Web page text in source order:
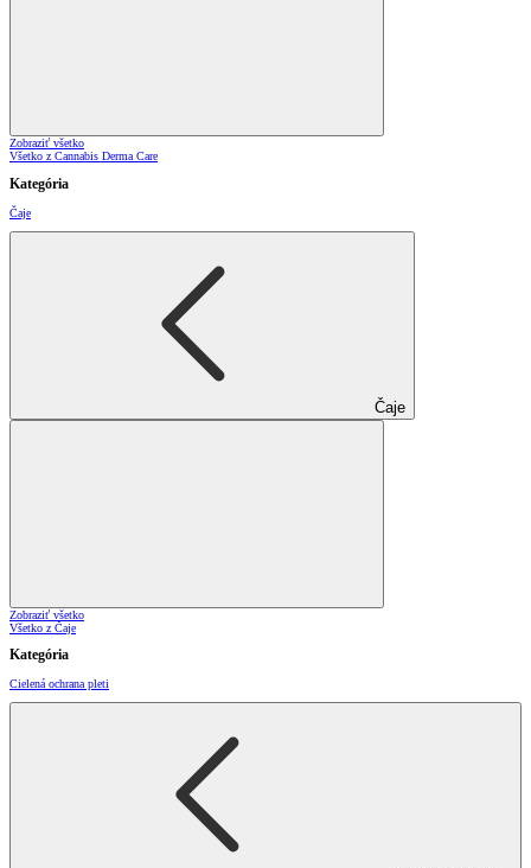
Zobraziť všetko
Všetko z Cannabis Derma Care
Kategória
Čaje
Čaje
Zobraziť všetko
Všetko z Čaje
Kategória
Cielená ochrana pleti